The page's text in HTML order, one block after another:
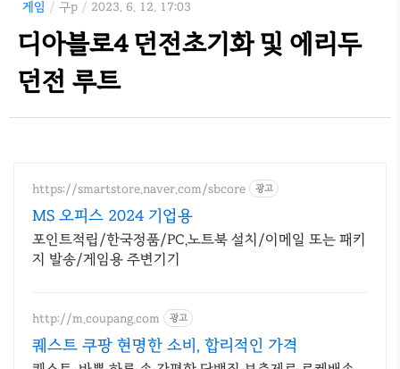
게임 / 구p / 2023. 6. 12. 17:03
디아블로4 던전초기화 및 에리두
던전 루트
https://smartstore.naver.com/sbcore 광고
MS 오피스 2024 기업용
포인트적립/한국정품/PC,노트북 설치/이메일 또는 패키
지 발송/게임용 주변기기
http://m.coupang.com 광고
퀘스트 쿠팡 현명한 소비, 합리적인 가격